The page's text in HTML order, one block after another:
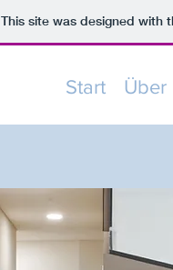
This site was designed with
Start Über